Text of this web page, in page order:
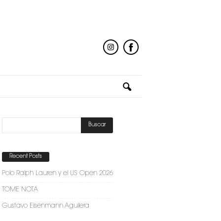
Recent Posts
Polo Ralph Lauren y el US Open 2026
TOME NOTA
Gustavo Eisenmann Aguilera